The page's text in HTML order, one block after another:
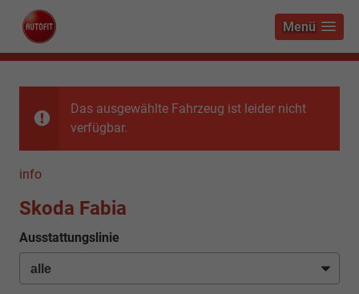
Menü
Das ausgewählte Fahrzeug ist leider nicht
verfügbar.
info
Skoda Fabia
Ausstattungslinie